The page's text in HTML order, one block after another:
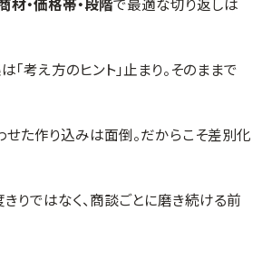
材・価格帯・段階で最適な切り返しは
「考え方のヒント」止まり。そのままで
た作り込みは面倒。だからこそ差別化
りではなく、商談ごとに磨き続ける前